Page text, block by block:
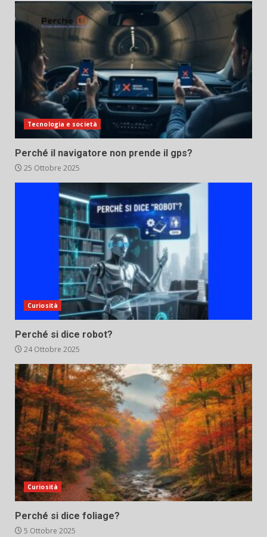
Tecnologia e società
Perché il navigatore non prende il gps?
25 Ottobre 2025
Curiosità
Perché si dice robot?
24 Ottobre 2025
Curiosità
Perché si dice foliage?
5 Ottobre 2025